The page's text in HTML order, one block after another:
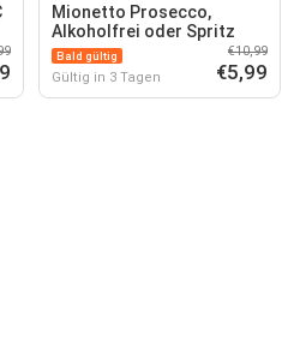
Mionetto Prosecco,
Alkoholfrei oder Spritz
Bald gültig
Gültig in 3 Tagen
€10,99
€5,99